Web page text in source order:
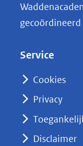
k
e
Service
Cookies
Privacy
Disclaimer